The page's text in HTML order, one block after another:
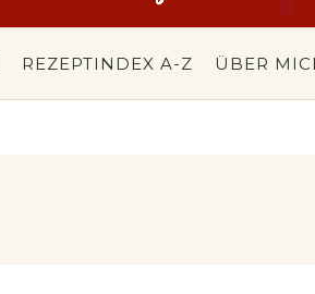
REZEPTINDEX A-Z ÜBER